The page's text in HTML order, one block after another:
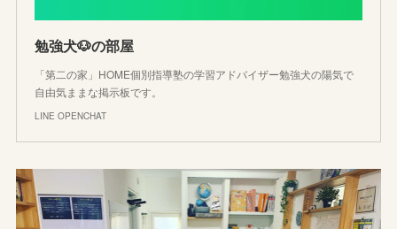
勉強犬🐶の部屋
「第二の家」HOME個別指導塾の学習アドバイザー勉強犬の陽気で
自由気ままな掲示板です。
LINE OPENCHAT